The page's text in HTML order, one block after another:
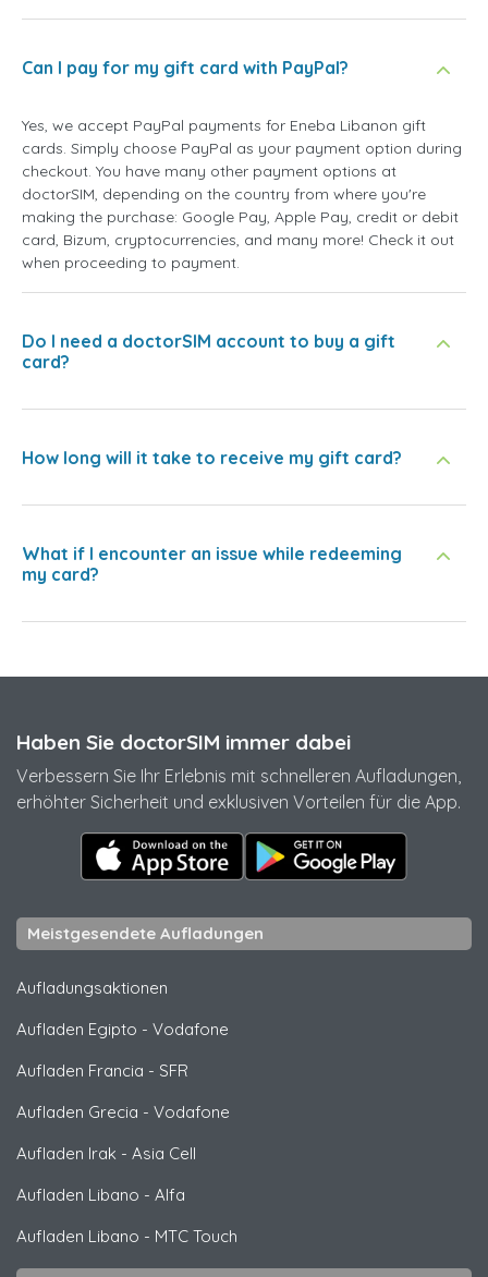
Can I pay for my gift card with PayPal?
Yes, we accept PayPal payments for Eneba Libanon gift
cards. Simply choose PayPal as your payment option during
checkout. You have many other payment options at
doctorSIM, depending on the country from where you're
making the purchase: Google Pay, Apple Pay, credit or debit
card, Bizum, cryptocurrencies, and many more! Check it out
when proceeding to payment.
Do I need a doctorSIM account to buy a gift
card?
How long will it take to receive my gift card?
What if I encounter an issue while redeeming
my card?
Haben Sie doctorSIM immer dabei
Verbessern Sie Ihr Erlebnis mit schnelleren Aufladungen,
erhöhter Sicherheit und exklusiven Vorteilen für die App.
Meistgesendete Aufladungen
Aufladungsaktionen
Aufladen Egipto - Vodafone
Aufladen Francia - SFR
Aufladen Grecia - Vodafone
Aufladen Irak - Asia Cell
Aufladen Libano - Alfa
Aufladen Libano - MTC Touch